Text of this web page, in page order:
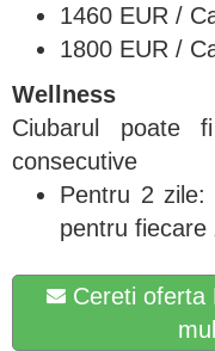
1460 EUR /
1800 EUR /
Wellness
Ciubarul poate
consecutive
Pentru 2
pentru fiecare
Cereti oferta